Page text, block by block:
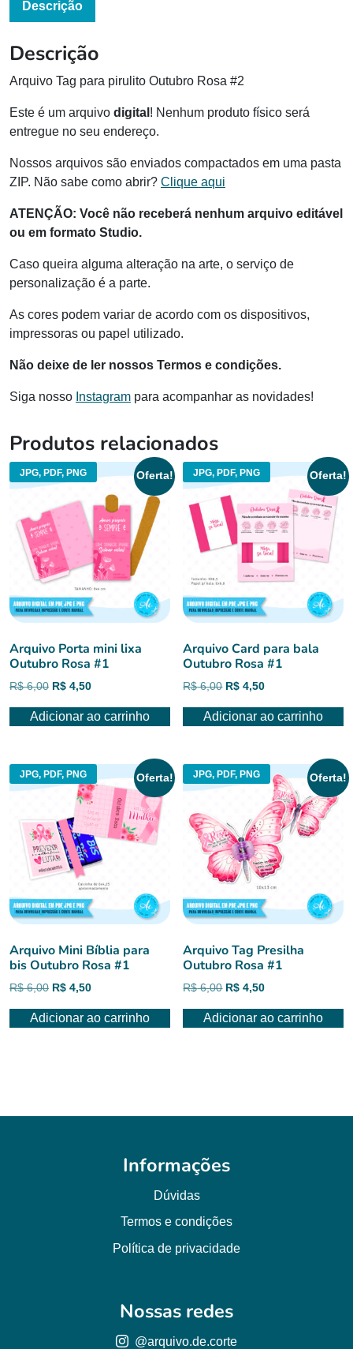
Descrição
Descrição
Arquivo Tag para pirulito Outubro Rosa #2
Este é um arquivo digital ! Nenhum produto físico será
entregue no seu endereço.
Nossos arquivos são enviados compactados em uma pasta
ZIP. Não sabe como abrir? Clique aqui
ATENÇÃO: Você não receberá nenhum arquivo editável
ou em formato Studio.
Caso queira alguma alteração na arte, o serviço de
personalização é a parte.
As cores podem variar de acordo com os dispositivos,
impressoras ou papel utilizado.
Não deixe de ler nossos Termos e condições.
Siga nosso Instagram para acompanhar as novidades!
Produtos relacionados
JPG, PDF, PNG Oferta!
Arquivo Porta mini lixa
Outubro Rosa #1
R$6,00 O
original
R$ 4,50O
atual
Adicionar ao carrinho
JPG, PDF, PNG Oferta!
Arquivo Card para bala
Outubro Rosa #1
R$6,00 O
original
R$ 4,50O
atual
Adicionar ao carrinho
JPG, PDF, PNG Oferta!
Arquivo Mini Bíblia para
bis Outubro Rosa #1
R$6,00 O
original
R$ 4,50O
atual
Adicionar ao carrinho
JPG, PDF, PNG Oferta!
Arquivo Tag Presilha
Outubro Rosa #1
R$6,00 O
original
R$ 4,50O
atual
Adicionar ao carrinho
Informações
Dúvidas
Termos e condições
Política de privacidade
Nossas redes
@arquivo.de.corte